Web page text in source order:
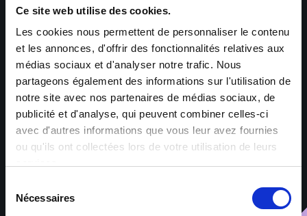
Ce site web utilise des cookies.
Les cookies nous permettent de personnaliser le contenu
et les annonces, d'offrir des fonctionnalités relatives aux
médias sociaux et d'analyser notre trafic. Nous
partageons également des informations sur l'utilisation de
notre site avec nos partenaires de médias sociaux, de
publicité et d'analyse, qui peuvent combiner celles-ci
avec d'autres informations que vous leur avez fournies
ou qu'ils ont collectées lors de votre utilisation de leurs
Nécessaires
A SUA AGÊNCIA OU AGÊNCIAS
MAIS PRÓXIMAS
le traitement de mes données personnelles pour